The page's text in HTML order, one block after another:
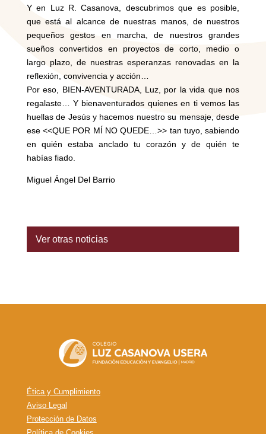
Y en Luz R. Casanova, descubrimos que es posible,
que está al alcance de nuestras manos, de nuestros
pequeños gestos en marcha, de nuestros grandes
sueños convertidos en proyectos de corto, medio o
largo plazo, de nuestras esperanzas renovadas en la
reflexión, convivencia y acción…
Por eso, BIEN-AVENTURADA, Luz, por la vida que nos
regalaste… Y bienaventurados quienes en ti vemos las
huellas de Jesús y hacemos nuestro su mensaje, desde
ese <<QUE POR MÍ NO QUEDE…>> tan tuyo, sabiendo
en quién estaba anclado tu corazón y de quién te
habías fiado.
Miguel Ángel Del Barrio
Ver otras noticias
Ética y Cumplimiento
Aviso Legal
Protección de Datos